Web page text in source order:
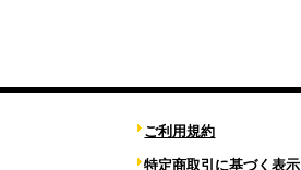
ご利用規約
特定商取引に基づく表示